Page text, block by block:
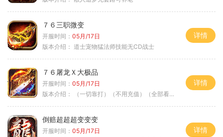
７６三职微变
开服时间： 05月/17日
版本介绍： 道士宠物猛法师技能无CD战士
详情
７６屠龙Ｘ大极品
开服时间： 05月/17日
版本介绍：
（一切靠打）（不用充值）（全部看脸）
详情
倒赔超超超变变变
开服时间： 05月/17日
详情